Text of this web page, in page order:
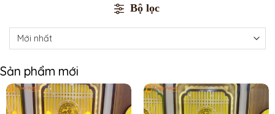
Bộ lọc
Sản phẩm mới